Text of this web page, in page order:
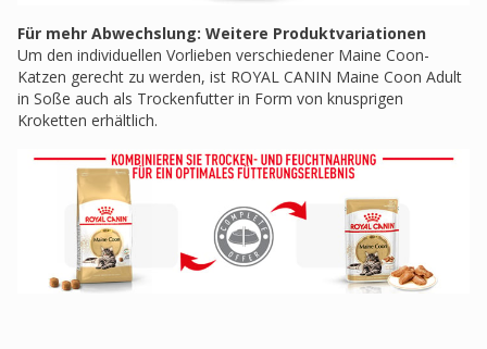
Für mehr Abwechslung: Weitere Produktvariationen
Um den individuellen Vorlieben verschiedener Maine Coon-
Katzen gerecht zu werden, ist ROYAL CANIN Maine Coon Adult
in Soße auch als Trockenfutter in Form von knusprigen
Kroketten erhältlich.